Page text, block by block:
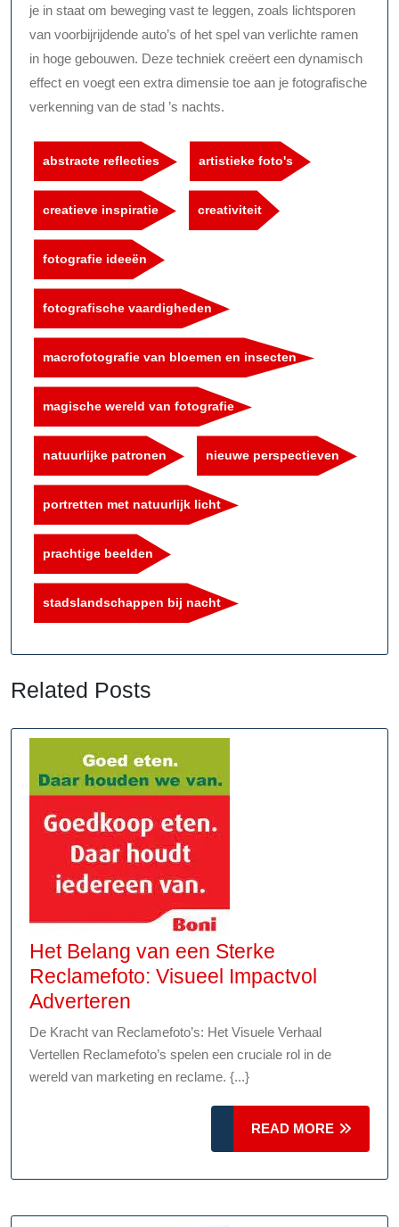
je in staat om beweging vast te leggen, zoals lichtsporen
van voorbijrijdende auto’s of het spel van verlichte ramen
in hoge gebouwen. Deze techniek creëert een dynamisch
effect en voegt een extra dimensie toe aan je fotografische
verkenning van de stad ’s nachts.
abstracte reflecties artistieke foto's
creatieve inspiratie creativiteit
fotografie ideeën
fotografische vaardigheden
macrofotografie van bloemen en insecten
magische wereld van fotografie
natuurlijke patronen nieuwe perspectieven
portretten met natuurlijk licht
prachtige beelden
stadslandschappen bij nacht
Related Posts
Het Belang van een Sterke
Reclamefoto: Visueel Impactvol
Adverteren
Belang
van
een
Impactvol
De Kracht van Reclamefoto’s: Het Visuele Verhaal
Vertellen Reclamefoto’s spelen een cruciale rol in de
wereld van marketing en reclame. {...}
READ MORE
MORE